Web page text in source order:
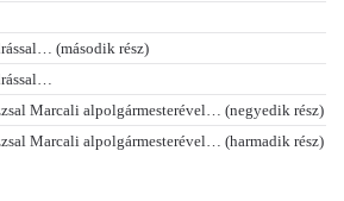
(második rész)
Marcali alpolgármesterével… (negyedik rész)
Marcali alpolgármesterével… (harmadik rész)